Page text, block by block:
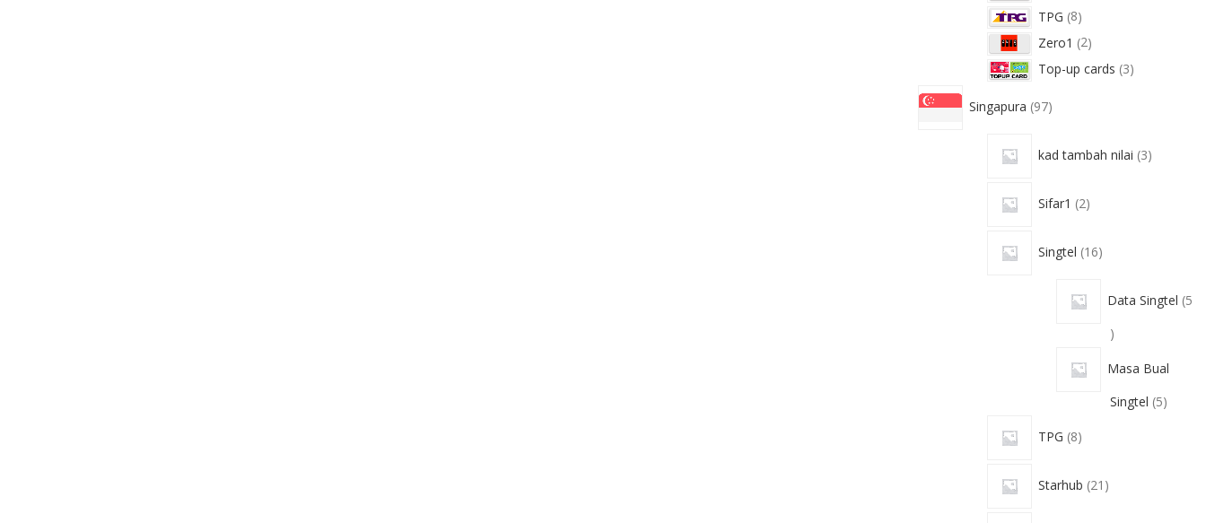
TPG 8
Zero1
2
Top-up cards 3
Singapura 97
kad tambah nilai 3
Sifar1 2
Singtel 16
Data Singtel 5
Masa Bual
Singtel 5
TPG 8
Starhub 21